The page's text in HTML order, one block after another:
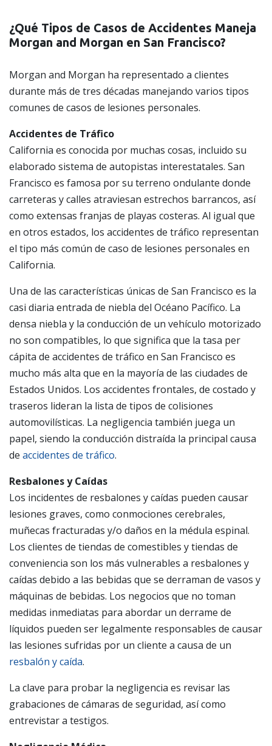
¿Qué Tipos de Casos de Accidentes Maneja
Morgan and Morgan en San Francisco?
Morgan and Morgan ha representado a clientes
durante más de tres décadas manejando varios tipos
comunes de casos de lesiones personales.
Accidentes de Tráfico
California es conocida por muchas cosas, incluido su
elaborado sistema de autopistas interestatales. San
Francisco es famosa por su terreno ondulante donde
carreteras y calles atraviesan estrechos barrancos, así
como extensas franjas de playas costeras. Al igual que
en otros estados, los accidentes de tráfico representan
el tipo más común de caso de lesiones personales en
California.
Una de las características únicas de San Francisco es la
casi diaria entrada de niebla del Océano Pacífico. La
densa niebla y la conducción de un vehículo motorizado
no son compatibles, lo que significa que la tasa per
cápita de accidentes de tráfico en San Francisco es
mucho más alta que en la mayoría de las ciudades de
Estados Unidos. Los accidentes frontales, de costado y
traseros lideran la lista de tipos de colisiones
automovilísticas. La negligencia también juega un
papel, siendo la conducción distraída la principal causa
de accidentes de tráfico.
Resbalones y Caídas
Los incidentes de resbalones y caídas pueden causar
lesiones graves, como conmociones cerebrales,
muñecas fracturadas y/o daños en la médula espinal.
Los clientes de tiendas de comestibles y tiendas de
conveniencia son los más vulnerables a resbalones y
caídas debido a las bebidas que se derraman de vasos y
máquinas de bebidas. Los negocios que no toman
medidas inmediatas para abordar un derrame de
líquidos pueden ser legalmente responsables de causar
las lesiones sufridas por un cliente a causa de un
resbalón y caída.
La clave para probar la negligencia es revisar las
grabaciones de cámaras de seguridad, así como
entrevistar a testigos.